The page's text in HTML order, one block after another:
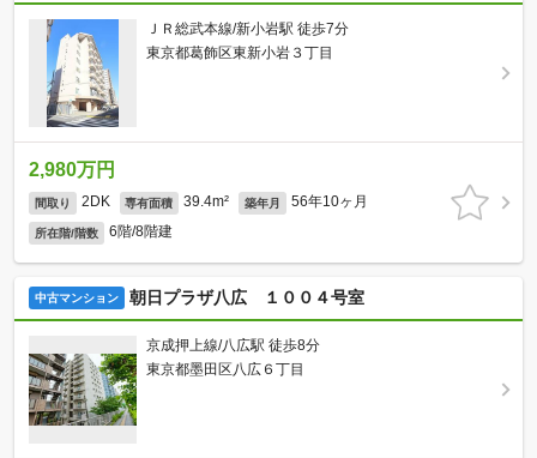
ＪＲ総武本線/新小岩駅 徒歩7分
東京都葛飾区東新小岩３丁目
2,980万円
間取り 2DK 専有面積 39.4m² 築年月 56年10ヶ月
所在階/階数 6階/8階建
中古マンション 朝日プラザ八広 １００４号室
京成押上線/八広駅 徒歩8分
東京都墨田区八広６丁目